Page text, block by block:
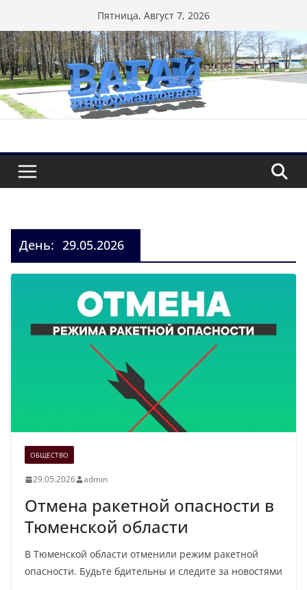
к
содержимому
Пятница, Август 7, 2026
День: 29.05.2026
ОБЩЕСТВО
29.05.2026 admin
Отмена ракетной опасности в
Тюменской области
В Тюменской области отменили режим ракетной
опасности. Будьте бдительны и следите за новостями